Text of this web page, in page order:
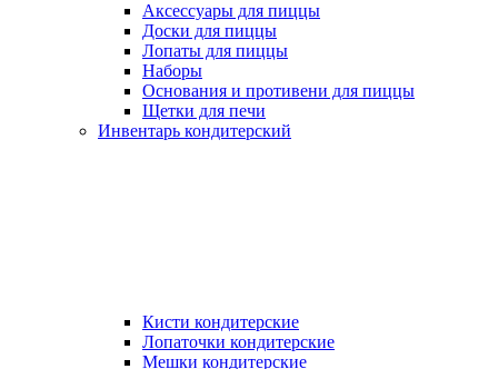
Аксессуары для пиццы
Доски для пиццы
Лопаты для пиццы
Наборы
Основания и противени для пиццы
Щетки для печи
Инвентарь кондитерский
Кисти кондитерские
Лопаточки кондитерские
Мешки кондитерские